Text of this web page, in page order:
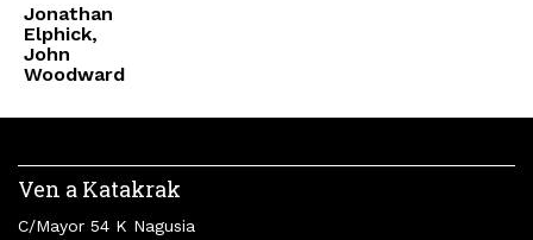
Jonathan
Elphick,
John
Woodward
Ven a Katakrak
C/Mayor 54 K Nagusia